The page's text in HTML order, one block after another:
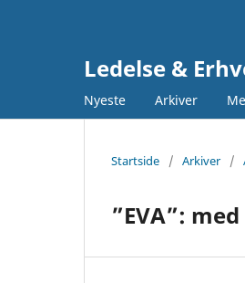
Ledelse &
Nyeste Arkiver
Startside / Arkiver /
”EVA”: